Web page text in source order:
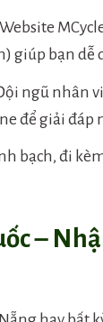
Website
giúp bạn dễ
ngũ nhân
để giải đáp
bạch, đi
–